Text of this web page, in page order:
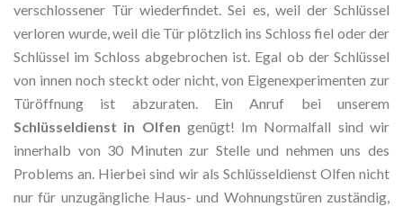
verschlossener Tür wiederfindet. Sei es, weil der Schlüssel
verloren wurde, weil die Tür plötzlich ins Schloss fiel oder der
Schlüssel im Schloss abgebrochen ist. Egal ob der Schlüssel
von innen noch steckt oder nicht, von Eigenexperimenten zur
Türöffnung ist abzuraten. Ein Anruf bei unserem
Schlüsseldienst in Olfen genügt! Im Normalfall sind wir
innerhalb von 30 Minuten zur Stelle und nehmen uns des
Problems an. Hierbei sind wir als Schlüsseldienst Olfen nicht
nur für unzugängliche Haus- und Wohnungstüren zuständig,